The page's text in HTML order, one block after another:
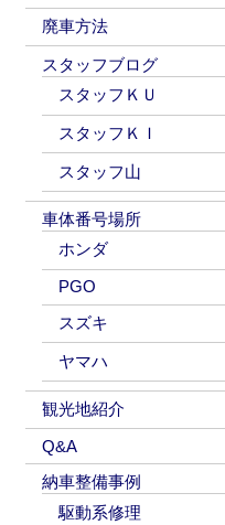
廃車方法
スタッフブログ
スタッフＫＵ
スタッフＫＩ
スタッフ山
車体番号場所
ホンダ
PGO
スズキ
ヤマハ
観光地紹介
Q&A
納車整備事例
駆動系修理